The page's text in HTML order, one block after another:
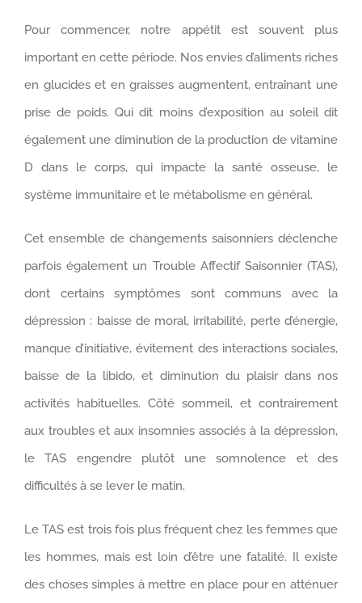
Pour commencer, notre appétit est souvent plus
important en cette période. Nos envies d’aliments riches
en glucides et en graisses augmentent, entraînant une
prise de poids. Qui dit moins d’exposition au soleil dit
également une diminution de la production de vitamine
D dans le corps, qui impacte la santé osseuse, le
système immunitaire et le métabolisme en général.
Cet ensemble de changements saisonniers déclenche
parfois également un Trouble Affectif Saisonnier (TAS),
dont certains symptômes sont communs avec la
dépression : baisse de moral, irritabilité, perte d’énergie,
manque d’initiative, évitement des interactions sociales,
baisse de la libido, et diminution du plaisir dans nos
activités habituelles. Côté sommeil, et contrairement
aux troubles et aux insomnies associés à la dépression,
le TAS engendre plutôt une somnolence et des
difficultés à se lever le matin.
Le TAS est trois fois plus fréquent chez les femmes que
les hommes, mais est loin d’être une fatalité. Il existe
des choses simples à mettre en place pour en atténuer